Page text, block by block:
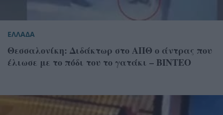
ΕΛΛΑΔΑ
Θεσσαλονίκη: Διδάκτωρ στο ΑΠΘ ο άντρας που
έλιωσε με το πόδι του το γατάκι – ΒΙΝΤΕΟ